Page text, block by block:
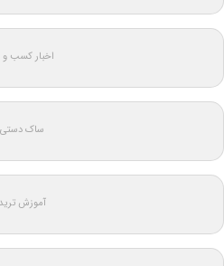
اخبار کسب و
ساک دستی
آموزش ترید